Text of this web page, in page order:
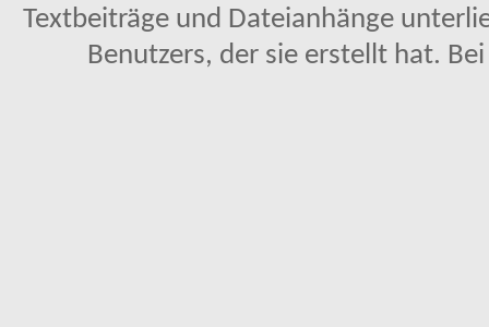
Textbeiträge und Dateianhänge
Benutzers, der sie erstellt hat.